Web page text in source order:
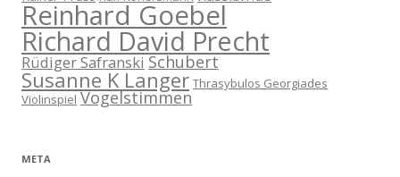
Reinhard Goebel
Richard David Precht
Rüdiger Safranski Schubert
Susanne K Langer Thrasybulos Georgiades
Violinspiel Vogelstimmen
META